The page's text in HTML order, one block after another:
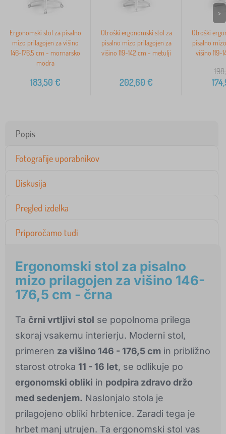
Ergonomski stol za pisalno
mizo prilagojen za višino
146-176,5 cm - mornarsko
modra
183,50 €
Otroški ergonomski stol za
pisalno mizo prilagojen za
višino 119-142 cm - metulji
202,60 €
Otroški
pisalno
višino 119-
>
Popis
Fotografije uporabnikov
Diskusija
Pregled izdelka
Priporočamo tudi
Ergonomski stol za pisalno
mizo prilagojen za višino 146-
176,5 cm - črna
Ta črni vrtljivi stol se popolnoma prilega
skoraj vsakemu interierju. Moderni stol,
primeren za višino 146 - 176,5 cm in približno
starost otroka 11 - 16 let, se odlikuje po
ergonomski obliki in podpira zdravo držo
med sedenjem. Naslonjalo stola je
prilagojeno obliki hrbtenice. Zaradi tega je
hrbet manj utrujen. Ta ergonomski stol vas